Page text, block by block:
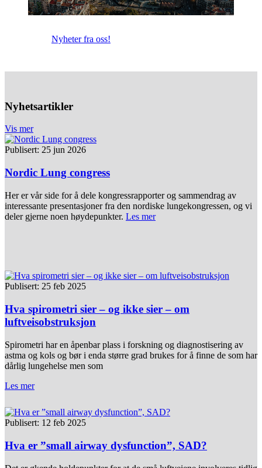
Nyheter fra oss!
Nyhetsartikler
Vis mer
Publisert: 25 jun 2026
Nordic Lung congress
Her er vår side for å dele kongressrapporter og sammendrag av
interessante presentasjoner fra den nordiske lungekongressen, og vi
deler gjerne noen høydepunkter. Les mer
Publisert: 25 feb 2025
Hva spirometri sier – og ikke sier – om
luftveisobstruksjon
Spirometri har en åpenbar plass i forskning og diagnostisering av
astma og kols og bør i enda større grad brukes for å finne de som har
dårlig lungehelse men som
Les mer
Publisert: 12 feb 2025
Hva er ”small airway dysfunction”, SAD?